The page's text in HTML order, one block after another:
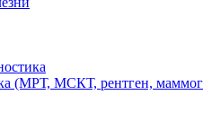
(МРТ, МСКТ, рентген,